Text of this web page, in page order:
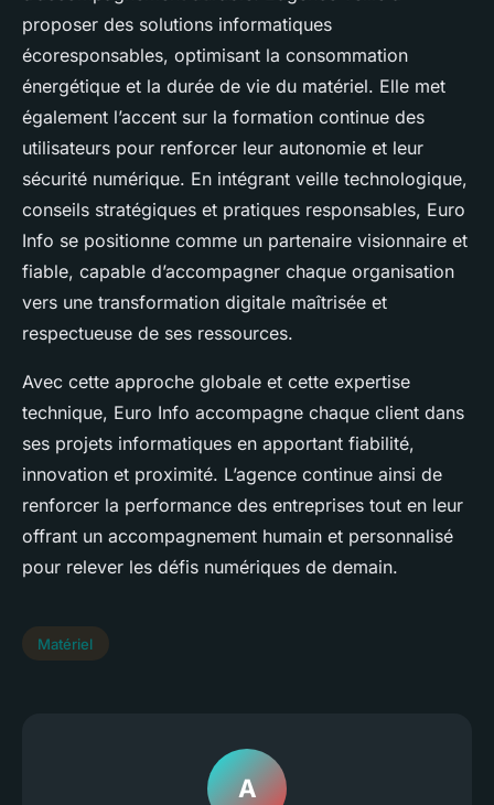
proposer des solutions informatiques
écoresponsables, optimisant la consommation
énergétique et la durée de vie du matériel. Elle met
également l’accent sur la formation continue des
utilisateurs pour renforcer leur autonomie et leur
sécurité numérique. En intégrant veille technologique,
conseils stratégiques et pratiques responsables, Euro
Info se positionne comme un partenaire visionnaire et
fiable, capable d’accompagner chaque organisation
vers une transformation digitale maîtrisée et
respectueuse de ses ressources.
Avec cette approche globale et cette expertise
technique, Euro Info accompagne chaque client dans
ses projets informatiques en apportant fiabilité,
innovation et proximité. L’agence continue ainsi de
renforcer la performance des entreprises tout en leur
offrant un accompagnement humain et personnalisé
pour relever les défis numériques de demain.
Matériel
A